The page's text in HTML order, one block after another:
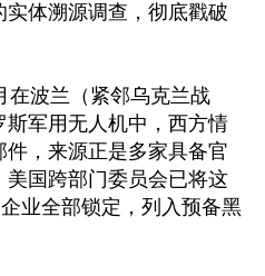
体溯源调查，彻底戳破
在波兰（紧邻乌克兰战
斯军用无人机中，西方情
，来源正是多家具备官
国跨部门委员会已将这
业全部锁定，列入预备黑